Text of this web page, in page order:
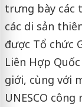
trưng bày các
các di sản
được Tổ chức
Liên Hợp
giới, cùng với
UNESCO